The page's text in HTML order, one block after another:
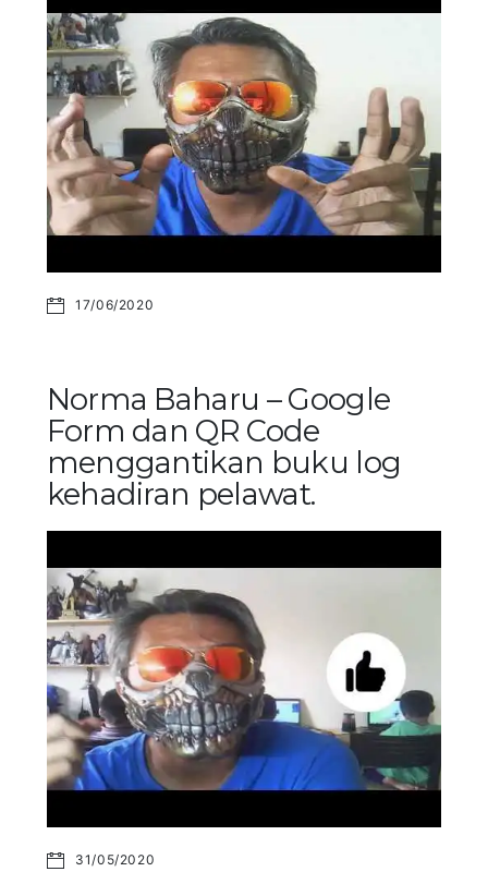
17/06/2020
Norma Baharu – Google
Form dan QR Code
menggantikan buku log
kehadiran pelawat.
31/05/2020